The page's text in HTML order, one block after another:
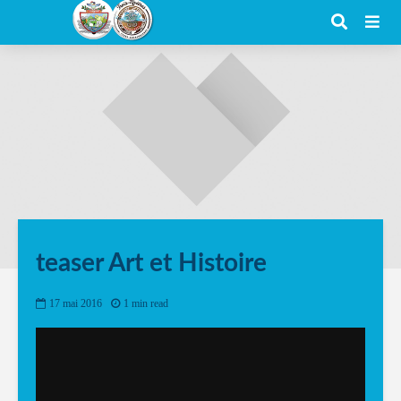
teaser Art et Histoire
17 mai 2016 1 min read